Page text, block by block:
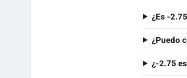
¿Es -
¿Puedo
¿-2.75